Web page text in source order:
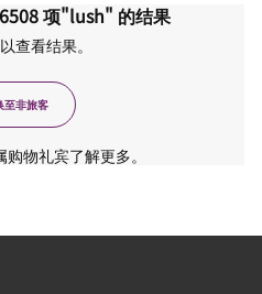
项"lush" 的结果
查看结果。
至非旅客
物礼宾了解更多。